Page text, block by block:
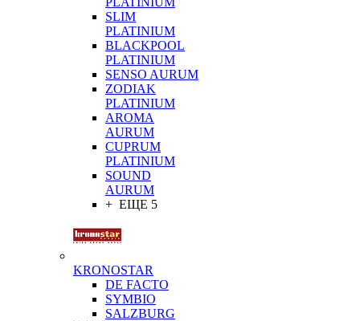
SLIM
PLATINIUM
BLACKPOOL
PLATINIUM
SENSO AURUM
ZODIAK
PLATINIUM
AROMA
AURUM
CUPRUM
PLATINIUM
SOUND
AURUM
+ ЕЩЕ 5
KRONOSTAR
DE FACTO
SYMBIO
SALZBURG